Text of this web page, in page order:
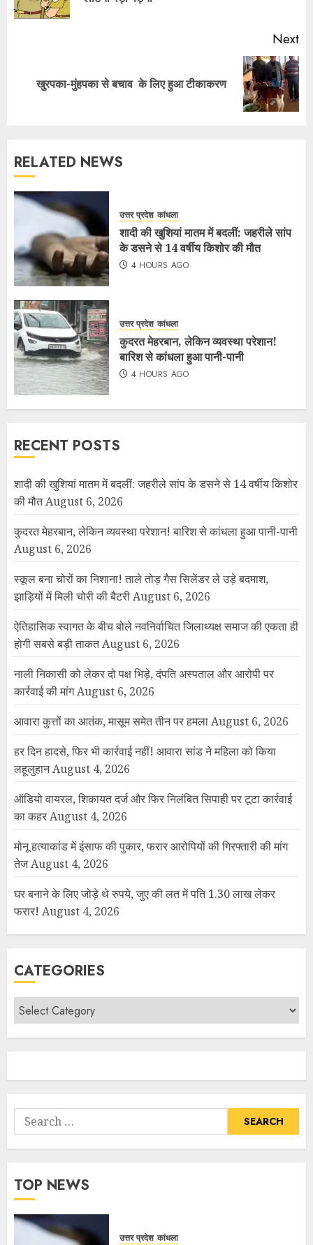
Next
खुरपका-मुंहपका से बचाव के लिए हुआ टीकाकरण
RELATED NEWS
उत्तर प्रदेश कांधला
शादी की खुशियां मातम में बदलीं: जहरीले सांप
के डसने से 14 वर्षीय किशोर की मौत
4 HOURS AGO
उत्तर प्रदेश कांधला
कुदरत मेहरबान, लेकिन व्यवस्था परेशान!
बारिश से कांधला हुआ पानी-पानी
4 HOURS AGO
RECENT POSTS
शादी की खुशियां मातम में बदलीं: जहरीले सांप के डसने से 14 वर्षीय किशोर
की मौतAugust 6, 2026
कुदरत मेहरबान, लेकिन व्यवस्था परेशान! बारिश से कांधला हुआ पानी-पानी
August 6, 2026
स्कूल बना चोरों का निशाना! ताले तोड़ गैस सिलेंडर ले उड़े बदमाश,
झाड़ियों में मिली चोरी की बैटरीAugust 6, 2026
ऐतिहासिक स्वागत के बीच बोले नवनिर्वाचित जिलाध्यक्ष समाज की एकता ही
होगी सबसे बड़ी ताकतAugust 6, 2026
नाली निकासी को लेकर दो पक्ष भिड़े, दंपति अस्पताल और आरोपी पर
कार्रवाई की मांगAugust 6, 2026
आवारा कुत्तों का आतंक, मासूम समेत तीन पर हमलाAugust 6, 2026
हर दिन हादसे, फिर भी कार्रवाई नहीं! आवारा सांड ने महिला को किया
लहूलुहानAugust 4, 2026
ऑडियो वायरल, शिकायत दर्ज और फिर निलंबित सिपाही पर टूटा कार्रवाई
का कहरAugust 4, 2026
मोनू हत्याकांड में इंसाफ की पुकार, फरार आरोपियों की गिरफ्तारी की मांग
तेजAugust 4, 2026
घर बनाने के लिए जोड़े थे रुपये, जुए की लत में पति 1.30 लाख लेकर
फरार! August 4, 2026
CATEGORIES
TOP NEWS
उत्तर प्रदेश कांधला